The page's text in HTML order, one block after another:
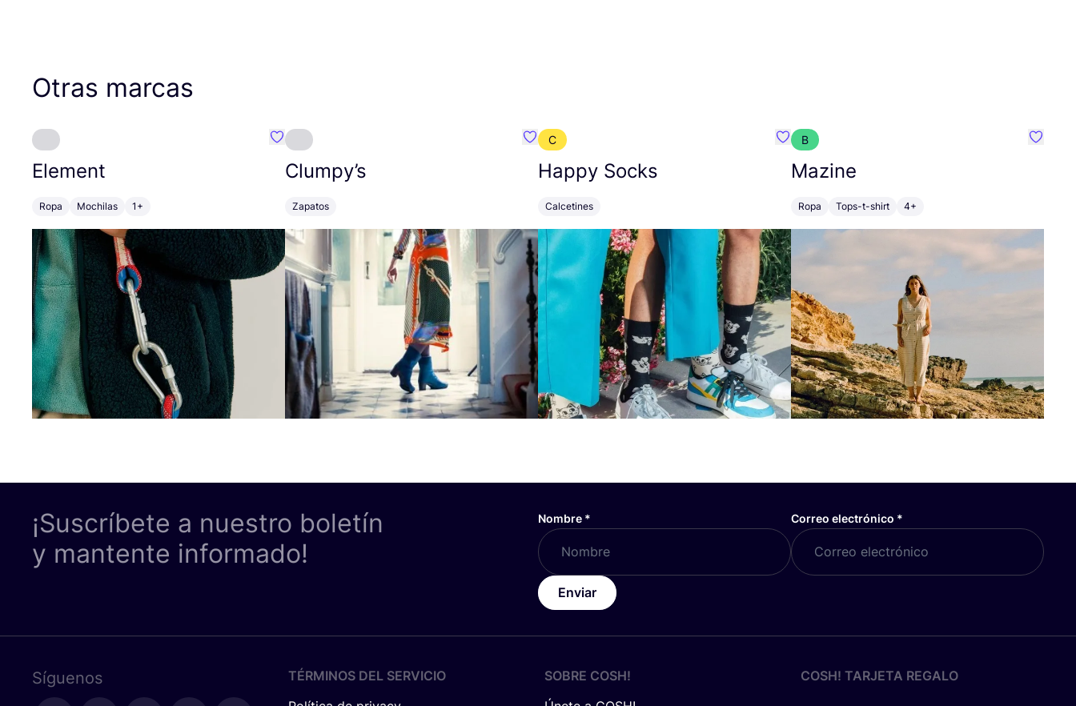
Otras marcas
Element
Ropa Mochilas 1+
Favoritos {nombre}
Clumpy’s
Zapatos
Favoritos {nombre}
C
Happy Socks
Calcetines
Favoritos {nombre}
B
Mazine
Ropa Tops-t-shirt 4+
¡Suscríbete a nuestro boletín
y mantente informado!
Nombre * Correo electrónico *
Enviar
Síguenos
TÉRMINOS DEL SERVICIO
SOBRE COSH!
COSH! TARJETA REGALO